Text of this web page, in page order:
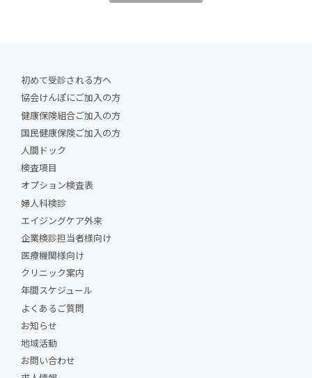
初めて受診される方へ
協会けんぽにご加入の方
健康保険組合ご加入の方
国民健康保険ご加入の方
人間ドック
検査項目
オプション検査表
婦人科検診
エイジングケア外来
企業検診担当者様向け
医療機関様向け
クリニック案内
年間スケジュール
よくあるご質問
お知らせ
地域活動
お問い合わせ